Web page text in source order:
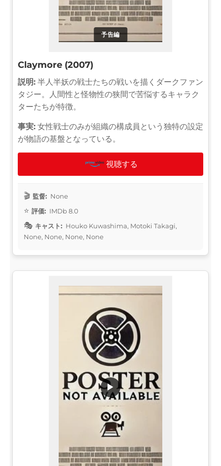
予告編
Claymore (2007)
説明: 半人半妖の戦士たちの戦いを描くダークファン
タジー。人間性と怪物性の狭間で苦悩するキャラク
ターたちが特徴。
事実: 女性戦士のみが組織の構成員という独特の設定
が物語の基盤となっている。
視聴する
監督: None
評価: IMDb 8.0
キャスト: Houko Kuwashima, Motoki Takagi,
None, None, None, None
▶